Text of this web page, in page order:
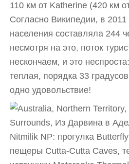
110 км от Katherine (420 км
Согласно Википедии, в 2011
населения составляла 244
несмотря на это, поток
нескончаем, и это
теплая, порядка 33
одно удовольствие!